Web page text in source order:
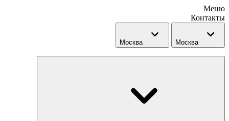
Меню
Контакты
Москва Москва